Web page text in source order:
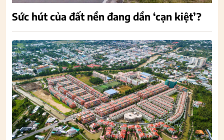
Sức hút của đất nền đang dần ‘cạn kiệt’?